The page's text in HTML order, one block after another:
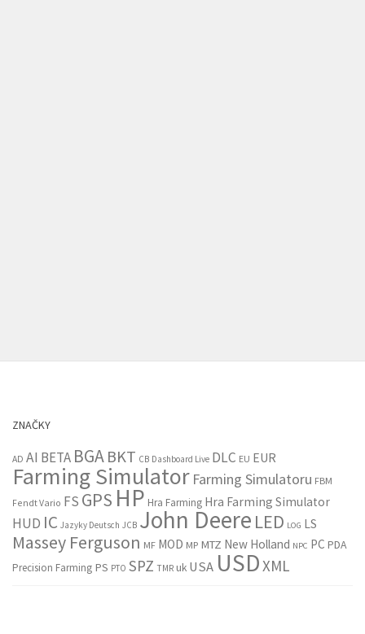
ZNAČKY
AD AI BETA BGABKT CB Dashboard Live DLC EU EUR
Farming Simulator Farming Simulatoru FBM
Fendt Vario FS GPS HP Hra Farming Hra Farming Simulator
HUD IC Jazyky Deutsch JCB John Deere LED LOG LS
Massey Ferguson MF MOD MP MTZ New Holland NPC PC PDA
Precision Farming PS PTO SPZ TMR uk USA USDXML